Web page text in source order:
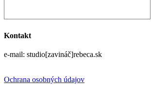
Kontakt
e-mail: studio[zavináč]rebeca.sk
Ochrana osobných údajov